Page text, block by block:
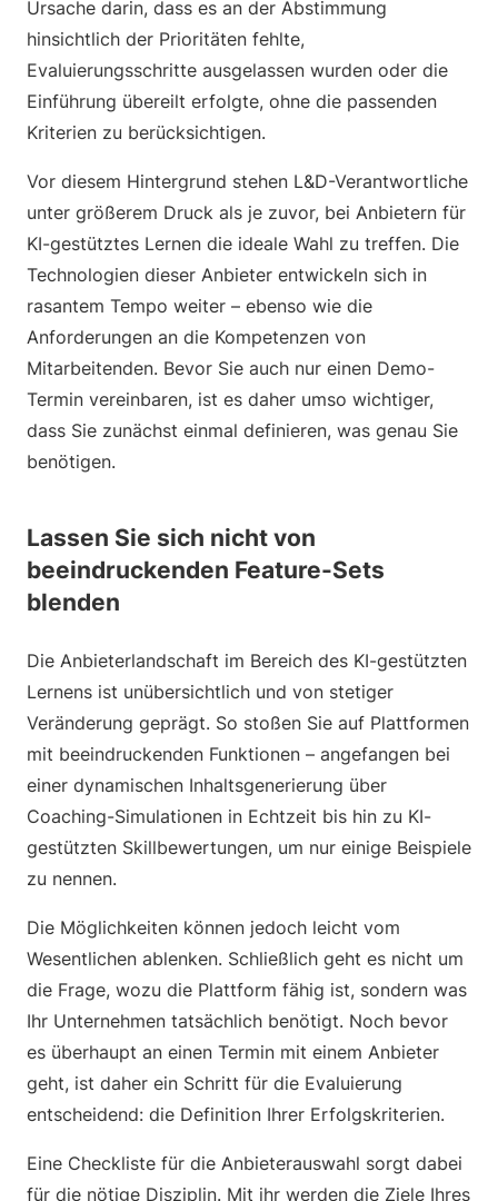
Ursache darin, dass es an der Abstimmung
hinsichtlich der Prioritäten fehlte,
Evaluierungsschritte ausgelassen wurden oder die
Einführung übereilt erfolgte, ohne die passenden
Kriterien zu berücksichtigen.
Vor diesem Hintergrund stehen L&D-Verantwortliche
unter größerem Druck als je zuvor, bei Anbietern für
KI-gestütztes Lernen die ideale Wahl zu treffen. Die
Technologien dieser Anbieter entwickeln sich in
rasantem Tempo weiter – ebenso wie die
Anforderungen an die Kompetenzen von
Mitarbeitenden. Bevor Sie auch nur einen Demo-
Termin vereinbaren, ist es daher umso wichtiger,
dass Sie zunächst einmal definieren, was genau Sie
benötigen.
Lassen Sie sich nicht von
beeindruckenden Feature-Sets
blenden
Die Anbieterlandschaft im Bereich des KI-gestützten
Lernens ist unübersichtlich und von stetiger
Veränderung geprägt. So stoßen Sie auf Plattformen
mit beeindruckenden Funktionen – angefangen bei
einer dynamischen Inhaltsgenerierung über
Coaching-Simulationen in Echtzeit bis hin zu KI-
gestützten Skillbewertungen, um nur einige Beispiele
zu nennen.
Die Möglichkeiten können jedoch leicht vom
Wesentlichen ablenken. Schließlich geht es nicht um
die Frage, wozu die Plattform fähig ist, sondern was
Ihr Unternehmen tatsächlich benötigt. Noch bevor
es überhaupt an einen Termin mit einem Anbieter
geht, ist daher ein Schritt für die Evaluierung
entscheidend: die Definition Ihrer Erfolgskriterien.
Eine Checkliste für die Anbieterauswahl sorgt dabei
für die nötige Disziplin. Mit ihr werden die Ziele Ihres